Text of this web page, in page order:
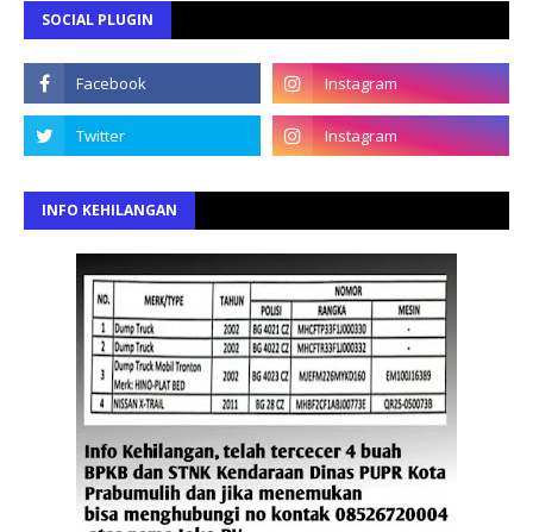
SOCIAL PLUGIN
INFO KEHILANGAN